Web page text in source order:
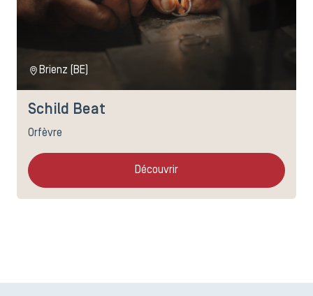
Brienz (BE)
Schild Beat
Orfèvre
Découvrir